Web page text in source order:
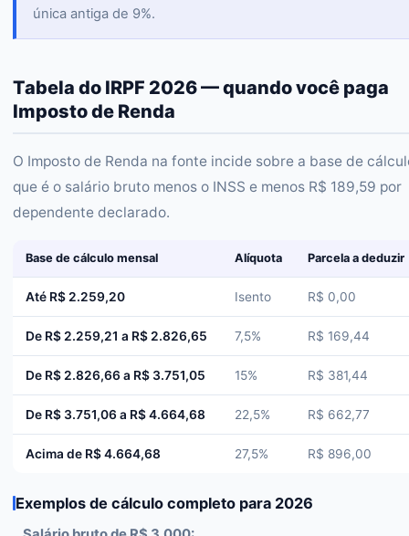
única antiga de 9%.
Tabela do IRPF 2026 — quando você paga
Imposto de Renda
O Imposto de Renda na fonte incide sobre a base de
que é o salário bruto menos o INSS e menos R$ 189,59 por
dependente declarado.
Base de cálculo mensal Alíquota Parcela a deduzir
Até R$ 2.259,20 Isento R$ 0,00
De R$ 2.259,21 a R$ 2.826,65 7,5% R$ 169,44
De R$ 2.826,66 a R$ 3.751,05 15% R$ 381,44
De R$ 3.751,06 a R$ 4.664,68 22,5% R$ 662,77
Acima de R$ 4.664,68 27,5% R$ 896,00
Exemplos de cálculo completo para 2026